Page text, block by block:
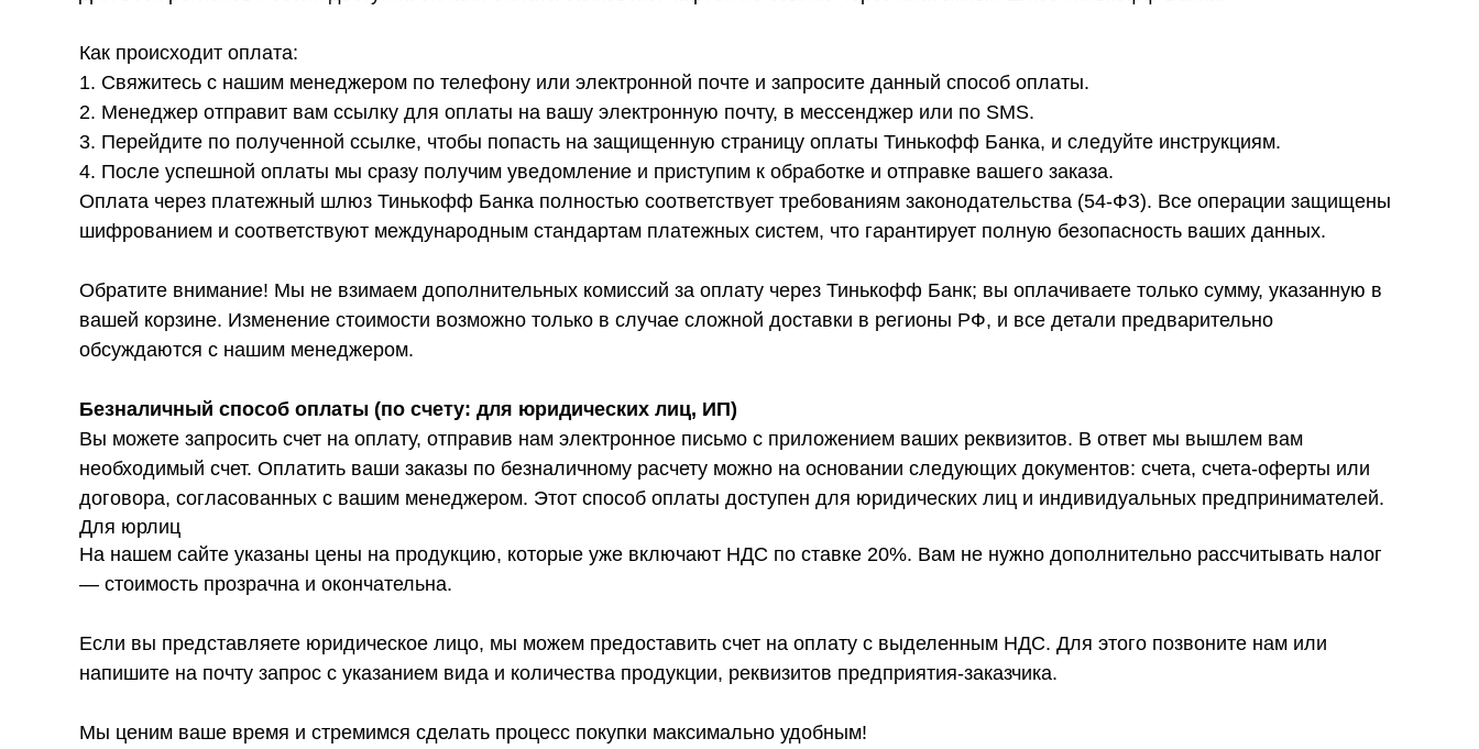
Как происходит оплата:
1. Свяжитесь с нашим менеджером по телефону или электронной почте и запросите данный способ оплаты.
2. Менеджер отправит вам ссылку для оплаты на вашу электронную почту, в мессенджер или по SMS.
3. Перейдите по полученной ссылке, чтобы попасть на защищенную страницу оплаты Тинькофф Банка, и следуйте инструкциям.
4. После успешной оплаты мы сразу получим уведомление и приступим к обработке и отправке вашего заказа.
Оплата через платежный шлюз Тинькофф Банка полностью соответствует требованиям законодательства (54-ФЗ). Все операции защищены
шифрованием и соответствуют международным стандартам платежных систем, что гарантирует полную безопасность ваших данных.
Обратите внимание! Мы не взимаем дополнительных комиссий за оплату через Тинькофф Банк; вы оплачиваете только сумму, указанную в
вашей корзине. Изменение стоимости возможно только в случае сложной доставки в регионы РФ, и все детали предварительно
обсуждаются с нашим менеджером.
Безналичный способ оплаты (по счету: для юридических лиц, ИП)
Вы можете запросить счет на оплату, отправив нам электронное письмо с приложением ваших реквизитов. В ответ мы вышлем вам
необходимый счет. Оплатить ваши заказы по безналичному расчету можно на основании следующих документов: счета, счета-оферты или
договора, согласованных с вашим менеджером. Этот способ оплаты доступен для юридических лиц и индивидуальных предпринимателей.
Для юрлиц
На нашем сайте указаны цены на продукцию, которые уже включают НДС по ставке 20%. Вам не нужно дополнительно рассчитывать налог
— стоимость прозрачна и окончательна.
Если вы представляете юридическое лицо, мы можем предоставить счет на оплату с выделенным НДС. Для этого позвоните нам или
напишите на почту запрос с указанием вида и количества продукции, реквизитов предприятия-заказчика.
Мы ценим ваше время и стремимся сделать процесс покупки максимально удобным!